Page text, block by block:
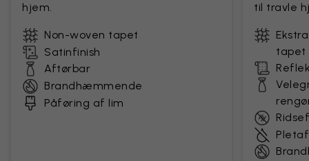
hjem.
Non-woven tapet
Satinfinish
Aftørbar
Brandhæmmende
Påføring af lim
til travle
tapet